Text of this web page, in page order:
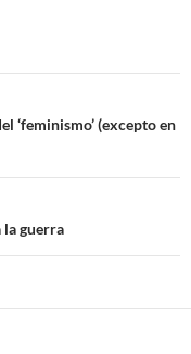
‘feminismo’ (excepto en
la guerra